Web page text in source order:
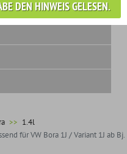
1.4l
für VW Bora 1J / Variant 1J ab Bj.
DEN HINWEIS GELESEN.